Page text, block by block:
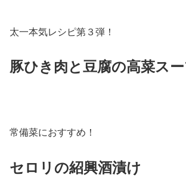
太一本気レシピ第３弾！
豚ひき肉と豆腐の高菜ス
常備菜におすすめ！
セロリの紹興酒漬け